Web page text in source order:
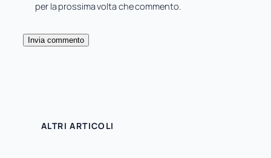
per la prossima volta che commento.
ALTRI ARTICOLI